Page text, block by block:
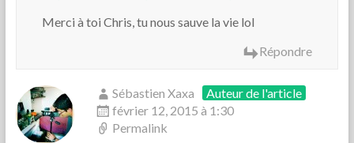
Merci à toi Chris, tu nous sauve la vie lol
Répondre
Sébastien Xaxa
Auteur de l'article
février 12, 2015 à 1:30
Permalink